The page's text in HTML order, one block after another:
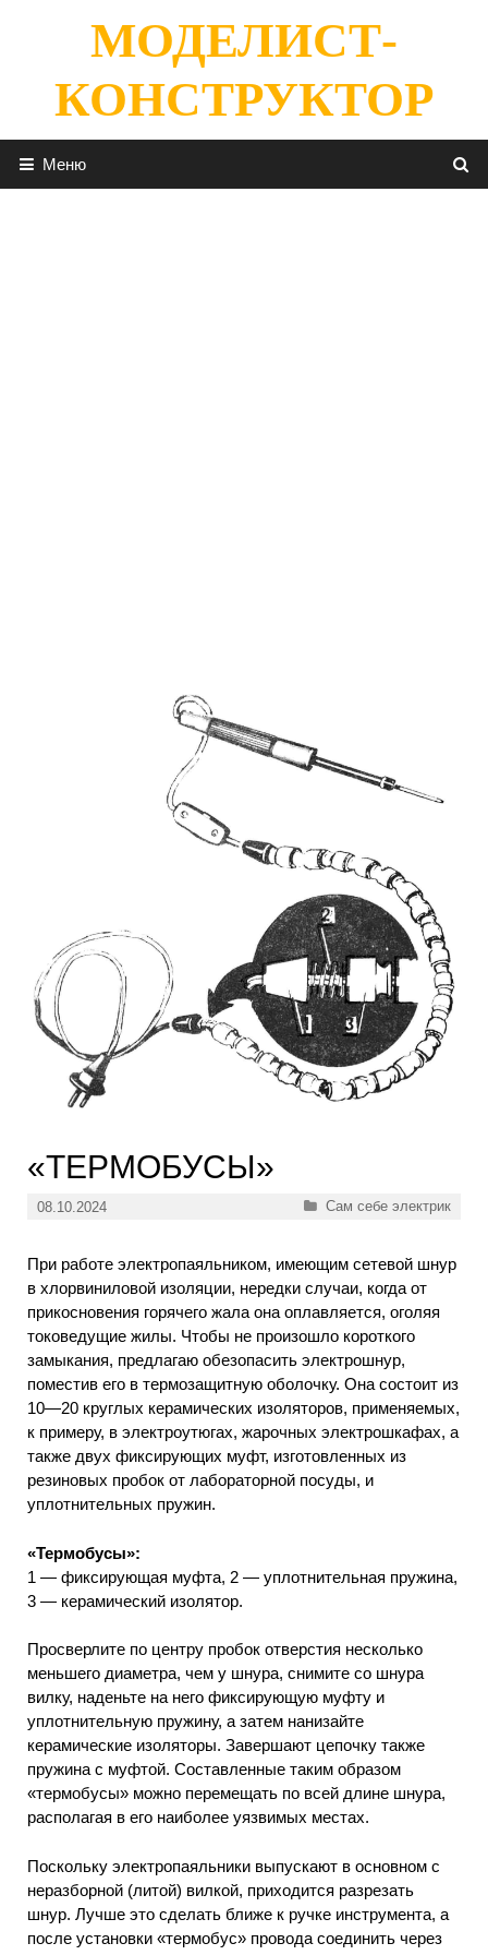
содержимомуМОДЕЛИСТ-
КОНСТРУКТОР
Меню
«ТЕРМОБУСЫ»
08.10.2024 Рубрики
Сам себе электрик
При работе электропаяльником, имеющим сетевой шнур
в хлорвиниловой изоляции, нередки случаи, когда от
прикосновения горячего жала она оплавляется, оголяя
токоведущие жилы. Чтобы не произошло короткого
замыкания, предлагаю обезопасить электрошнур,
поместив его в термозащитную оболочку. Она состоит из
10—20 круглых керамических изоляторов, применяемых,
к примеру, в электроутюгах, жарочных электрошкафах, а
также двух фиксирующих муфт, изготовленных из
резиновых пробок от лабораторной посуды, и
уплотнительных пружин.
«Термобусы»:
1 — фиксирующая муфта, 2 — уплотнительная пружина,
3 — керамический изолятор.
Просверлите по центру пробок отверстия несколько
меньшего диаметра, чем у шнура, снимите со шнура
вилку, наденьте на него фиксирующую муфту и
уплотнительную пружину, а затем нанизайте
керамические изоляторы. Завершают цепочку также
пружина с муфтой. Составленные таким образом
«термобусы» можно перемещать по всей длине шнура,
располагая в его наиболее уязвимых местах.
Поскольку электропаяльники выпускают в основном с
неразборной (литой) вилкой, приходится разрезать
шнур. Лучше это сделать ближе к ручке инструмента, а
после установки «термобус» провода соединить через